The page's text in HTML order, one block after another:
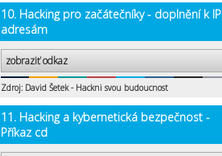
10. Hacking pro začátečníky - doplnění k IP
adresám
zobraziť odkaz
Zdroj: David Šetek - Hackni svou budoucnost
11. Hacking a kybernetická bezpečnost -
Příkaz cd